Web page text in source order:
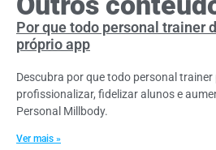
Por que todo personal trainer
próprio app
Descubra por que todo personal
profissionalizar, fidelizar alunos e
Personal Millbody.
Ver mais »